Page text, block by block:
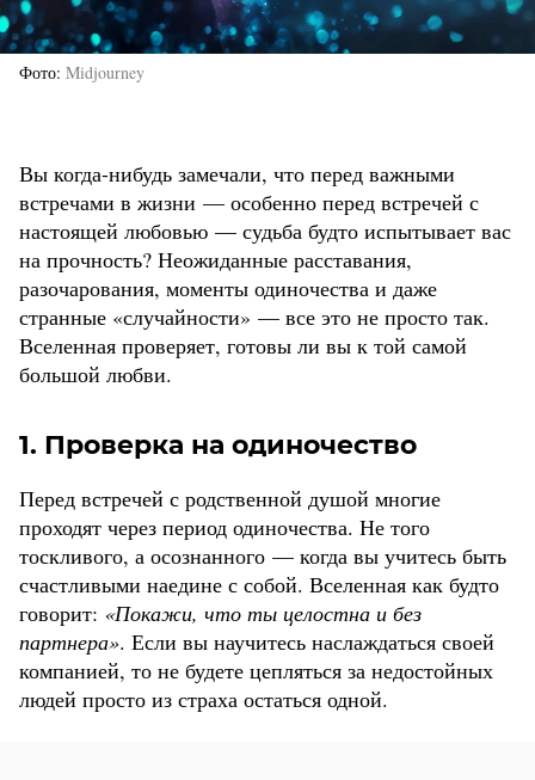
Фото Midjourney
Вы когда-нибудь замечали, что перед важными
встречами в жизни — особенно перед встречей с
настоящей любовью — судьба будто испытывает вас
на прочность? Неожиданные расставания,
разочарования, моменты одиночества и даже
странные «случайности» — все это не просто так.
Вселенная проверяет, готовы ли вы к той самой
большой любви.
1. Проверка на одиночество
Перед встречей с родственной душой многие
проходят через период одиночества. Не того
тоскливого, а осознанного — когда вы учитесь быть
счастливыми наедине с собой. Вселенная как будто
говорит: «Покажи, что ты целостна и без
партнера». Если вы научитесь наслаждаться своей
компанией, то не будете цепляться за недостойных
людей просто из страха остаться одной.